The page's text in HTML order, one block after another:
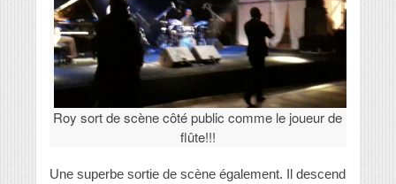
Roy sort de scène côté public comme le joueur de
flûte!!!
Une superbe sortie de scène également. Il descend